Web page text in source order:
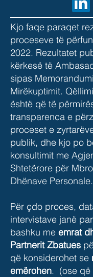
Kjo faqe paraqet
proceseve të
2022. Rezultatet
kërkesë të
sipas
Mirëkuptimit.
është që të
transparenca e
proceset e
publik, dhe kjo po
konsultimit me
Shtetërore për
Dhënave Personale.
Për çdo proces,
intervistave janë
bashku me emrat
Partnerit Zbatues
që konsiderohet se
emërohen. (ose që